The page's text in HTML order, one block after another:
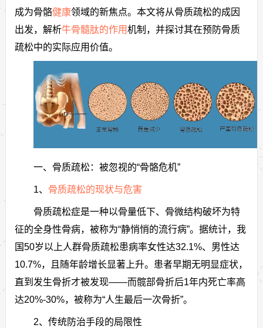
成为骨骼健康领域的新焦点。本文将从骨质疏松的成因
出发，解析牛骨髓肽的作用机制，并探讨其在预防骨质
疏松中的实际应用价值。
一、骨质疏松：被忽视的“骨骼危机”
1、 骨质疏松的现状与危害
骨质疏松症是一种以骨量低下、骨微结构破坏为特
征的全身性骨病，被称为“静悄悄的流行病”。据统计，我
国50岁以上人群骨质疏松患病率女性达32.1%、男性达
10.7%，且随年龄增长显著上升。患者早期无明显症状，
直到发生骨折才被发现——而髋部骨折后1年内死亡率高
达20%-30%，被称为“人生最后一次骨折”。
2、传统防治手段的局限性